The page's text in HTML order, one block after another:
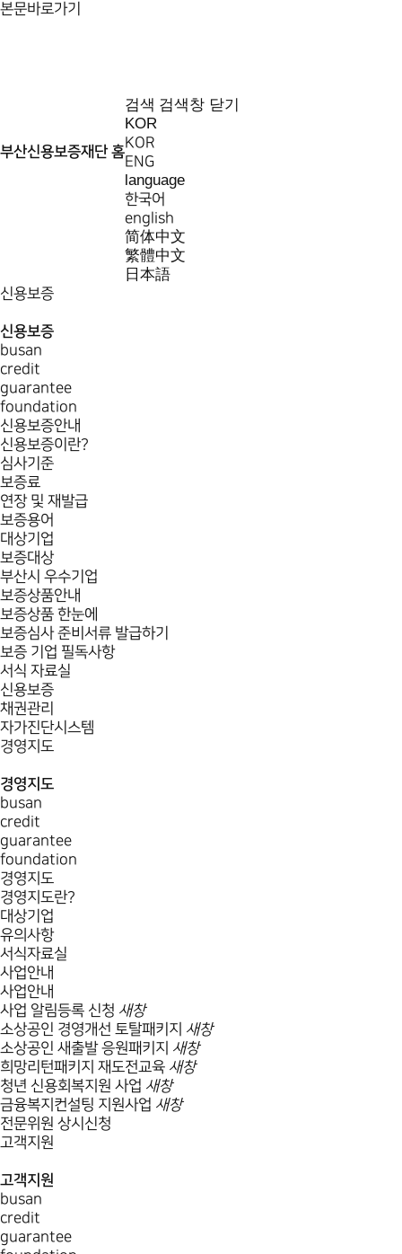
본문바로가기
부산신용보증재단 홈
검색 검색창 닫기
KOR
KOR
ENG
language
한국어
english
简体中文
繁體中文
日本語
신용보증
신용보증
busan
credit
guarantee
foundation
신용보증안내
신용보증이란?
심사기준
보증료
연장 및 재발급
보증용어
대상기업
보증대상
부산시 우수기업
보증상품안내
보증상품 한눈에
보증심사 준비서류 발급하기
보증 기업 필독사항
서식 자료실
신용보증
채권관리
자가진단시스템
경영지도
경영지도
busan
credit
guarantee
foundation
경영지도
경영지도란?
대상기업
유의사항
서식자료실
사업안내
사업안내
사업 알림등록 신청 새창
소상공인 경영개선 토탈패키지 새창
소상공인 새출발 응원패키지 새창
희망리턴패키지 재도전교육 새창
청년 신용회복지원 사업 새창
금융복지컨설팅 지원사업 새창
전문위원 상시신청
고객지원
고객지원
busan
credit
guarantee